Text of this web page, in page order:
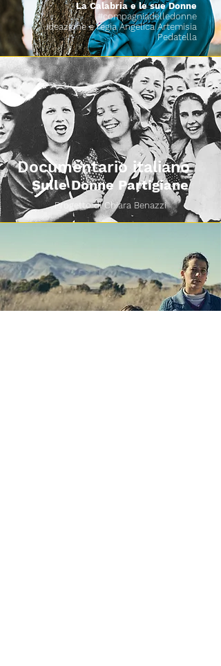
La Calabria e le sue Donne
#compagniadelledonne
Ideazione e regia Angelica Artemisia
Pedatella
Documentario italiano
Sulle Donne Partigiane
Progetto di Chiara Benazzi